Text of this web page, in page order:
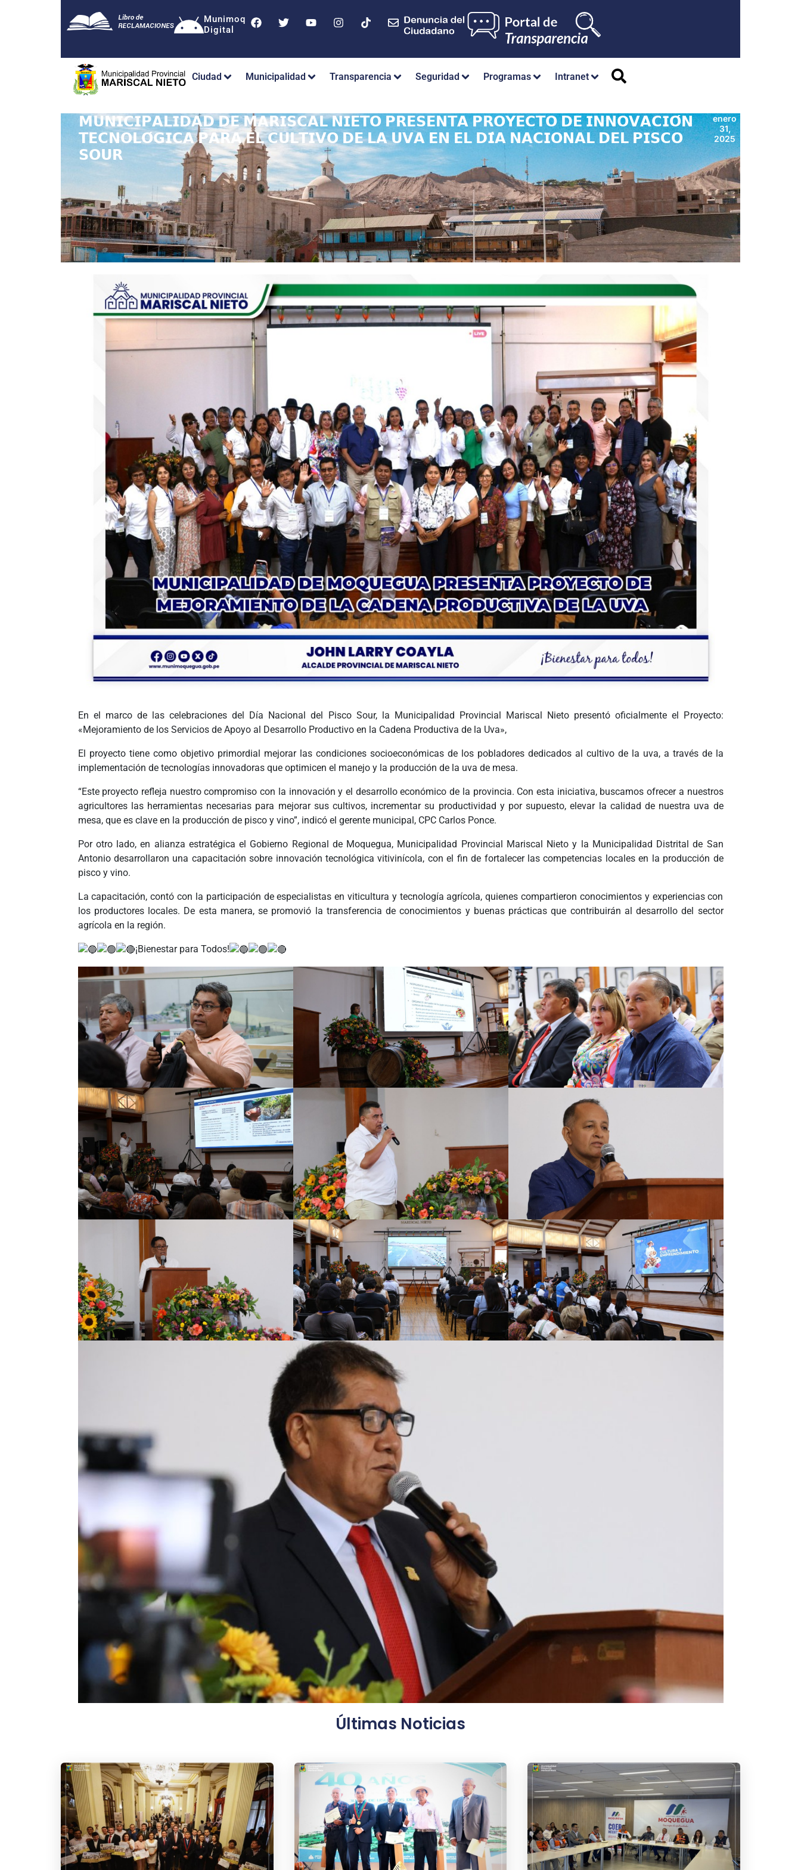
Munimoq
Digital
Ciudad Municipalidad Transparencia Seguridad Programas Intranet
𝗠𝗨𝗡𝗜𝗖𝗜𝗣𝗔𝗟𝗜𝗗𝗔𝗗 𝗗𝗘 𝗠𝗔𝗥𝗜𝗦𝗖𝗔𝗟 𝗡𝗜𝗘𝗧𝗢 𝗣𝗥𝗘𝗦𝗘𝗡𝗧𝗔 𝗣𝗥𝗢𝗬𝗘𝗖𝗧𝗢 𝗗𝗘 𝗜𝗡𝗡𝗢𝗩𝗔𝗖𝗜𝗢́𝗡
𝗧𝗘𝗖𝗡𝗢𝗟𝗢́𝗚𝗜𝗖𝗔 𝗣𝗔𝗥𝗔 𝗘𝗟 𝗖𝗨𝗟𝗧𝗜𝗩𝗢 𝗗𝗘 𝗟𝗔 𝗨𝗩𝗔 𝗘𝗡 𝗘𝗟 𝗗𝗜́𝗔 𝗡𝗔𝗖𝗜𝗢𝗡𝗔𝗟 𝗗𝗘𝗟 𝗣𝗜𝗦𝗖𝗢
𝗦𝗢𝗨𝗥
enero
31,
2025
En el marco de las celebraciones del Día Nacional del Pisco Sour, la Municipalidad Provincial Mariscal Nieto presentó oficialmente el Proyecto:
«Mejoramiento de los Servicios de Apoyo al Desarrollo Productivo en la Cadena Productiva de la Uva»,
El proyecto tiene como objetivo primordial mejorar las condiciones socioeconómicas de los pobladores dedicados al cultivo de la uva, a través de la
implementación de tecnologías innovadoras que optimicen el manejo y la producción de la uva de mesa.
“Este proyecto refleja nuestro compromiso con la innovación y el desarrollo económico de la provincia. Con esta iniciativa, buscamos ofrecer a nuestros
agricultores las herramientas necesarias para mejorar sus cultivos, incrementar su productividad y por supuesto, elevar la calidad de nuestra uva de
mesa, que es clave en la producción de pisco y vino”, indicó el gerente municipal, CPC Carlos Ponce.
Por otro lado, en alianza estratégica el Gobierno Regional de Moquegua, Municipalidad Provincial Mariscal Nieto y la Municipalidad Distrital de San
Antonio desarrollaron una capacitación sobre innovación tecnológica vitivinícola, con el fin de fortalecer las competencias locales en la producción de
pisco y vino.
La capacitación, contó con la participación de especialistas en viticultura y tecnología agrícola, quienes compartieron conocimientos y experiencias con
los productores locales. De esta manera, se promovió la transferencia de conocimientos y buenas prácticas que contribuirán al desarrollo del sector
agrícola en la región.
¡Bienestar para Todos!
Últimas Noticias